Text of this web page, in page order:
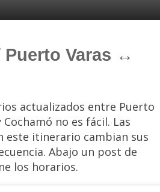
Varas ↔
actualizados entre Puerto
no es fácil. Las
este itinerario cambian sus
Abajo un post de
los horarios.